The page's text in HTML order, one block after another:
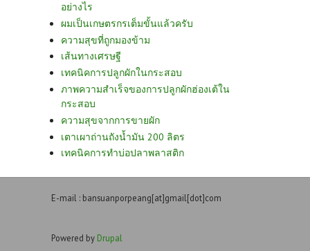
อย่างไร
ผมเป็นเกษตรกรเต็มขั้นแล้วครับ
ความสุขที่ถูกมองข้าม
เส้นทางเศรษฐี
เทคนิคการปลูกผักในกระสอบ
ภาพความสำเร็จของการปลูกผักฮ่องเต้ใน
กระสอบ
ความสุขจากการขายผัก
เตาเผาถ่านถังน้ำมัน 200 ลิตร
เทคนิคการทำบ่อปลาพลาสติก
E-mail : bansuanporpeang[at]gmail[dot]com
Powered by Drupal